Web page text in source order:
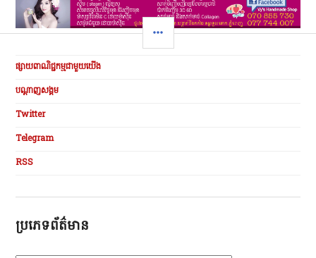
SIDEBAR
ផ្សាយពាណិជ្ជកម្មជាមួយយើង
បណ្ដាញសង្គម
Twitter
Telegram
RSS
ប្រភេទព័ត៌មាន